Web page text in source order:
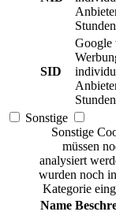
Stunden
SID
Google
Stunden
Sonstige
Sonstige
müssen
analysiert
wurden noch
Kategorie
Name